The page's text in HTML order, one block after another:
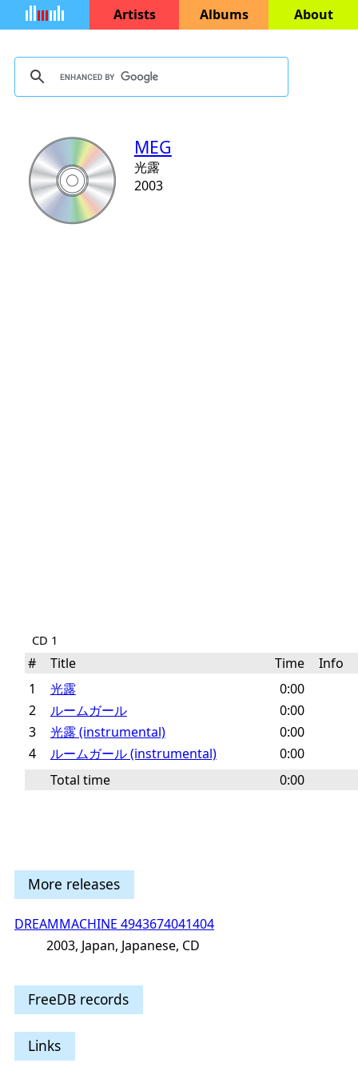
Artists Albums About
MEG
光露
2003
CD 1
# Title Time
Info
1
光露
0:00
2
ルームガール
0:00
3
光露 (instrumental)
0:00
4
ルームガール (instrumental)
0:00
Total time
0:00
More releases
DREAMMACHINE 4943674041404
2003, Japan, Japanese, CD
FreeDB records
Links